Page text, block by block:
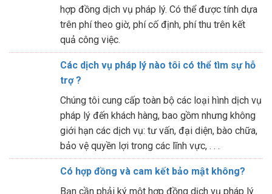
hợp đồng dịch vụ pháp lý. Có thể được tính dựa
trên phí theo giờ, phí cố định, phí thu trên kết
quả công việc.
Các dịch vụ pháp lý nào tôi có thể tìm sự hỗ
trợ ?
Chúng tôi cung cấp toàn bộ các loại hình dịch vụ
pháp lý đến khách hàng, bao gồm nhưng không
giới hạn các dịch vụ: tư vấn, đại diện, bào chữa,
bảo vệ quyền lợi trong các lĩnh vực, . . .
Có hợp đồng và cam kết bảo mật không?
Bạn cần phải ký một hợp đồng dịch vụ pháp lý